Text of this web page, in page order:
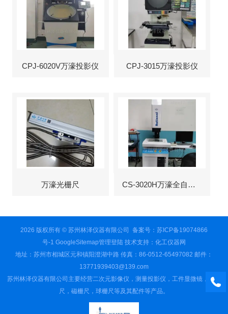
CPJ-6020V万濠投影仪 CPJ-3015万濠投影仪
万濠光栅尺 CS-3020H万濠全自动影像仪
2026 版权所有 © 苏州林泽仪器有限公司 备案号：苏ICP备19074866
号-1 GoogleSitemap管理登陆技术支持： 化工仪器网
地址：苏州市相城区元和镇阳澄湖中路 传真：86-0512-65497082 邮件：
13771939403@139.com
苏州林泽仪器有限公司主要经营二次元影像仪，测量投影仪，工件显微镜，光栅
尺，磁栅尺，球栅尺等及其配件等产品。